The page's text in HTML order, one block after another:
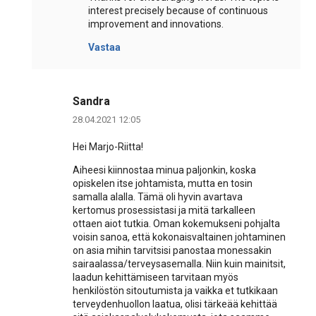
interest precisely because of continuous
improvement and innovations.
Vastaa
Sandra
28.04.2021 12:05
Hei Marjo-Riitta!
Aiheesi kiinnostaa minua paljonkin, koska
opiskelen itse johtamista, mutta en tosin
samalla alalla. Tämä oli hyvin avartava
kertomus prosessistasi ja mitä tarkalleen
ottaen aiot tutkia. Oman kokemukseni pohjalta
voisin sanoa, että kokonaisvaltainen johtaminen
on asia mihin tarvitsisi panostaa monessakin
sairaalassa/terveysasemalla. Niin kuin mainitsit,
laadun kehittämiseen tarvitaan myös
henkilöstön sitoutumista ja vaikka et tutkikaan
terveydenhuollon laatua, olisi tärkeää kehittää